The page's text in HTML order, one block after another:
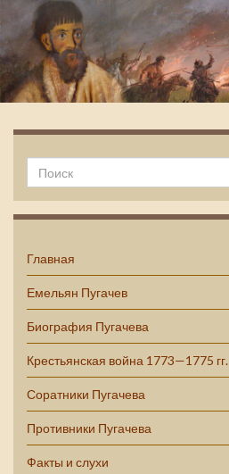
Емельян Пугачев
Главная
Емельян Пугачев
Биография Пугачева
Крестьянская война 1773—1775 гг.
Соратники Пугачева
Противники Пугачева
Факты и слухи